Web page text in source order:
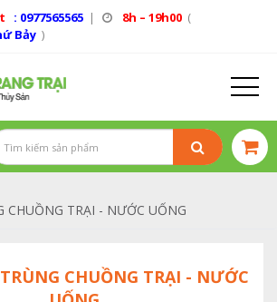
: 0977565565 | 8h – 19h00 (
Bảy )
CHUỒNG TRẠI - NƯỚC UỐNG
CHUỒNG TRẠI - NƯỚC